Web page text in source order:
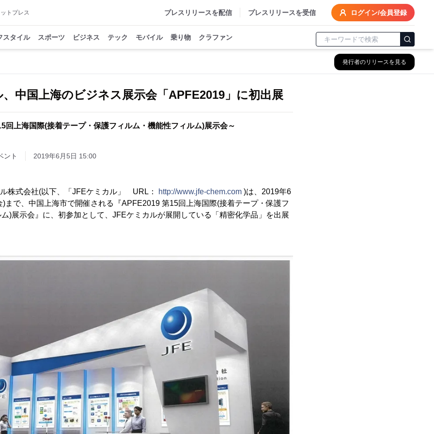
トプレス プレスリリースを配信 プレスリリースを受信 ログイン/会員登録
スタイル スポーツ ビジネス テック モバイル 乗り物 クラファン
発行者のリリースを見る
中国上海のビジネス展示会「APFE2019」に初出展
回上海国際(接着テープ・保護フィルム・機能性フィルム)展示会～
ント 2019年6月5日 15:00
株式会社(以下、「JFEケミカル」 URL： http://www.jfe-chem.com )は、2019年6
まで、中国上海市で開催される『APFE2019 第15回上海国際(接着テープ・保護フ
)展示会』に、初参加として、JFEケミカルが展開している「精密化学品」を出展